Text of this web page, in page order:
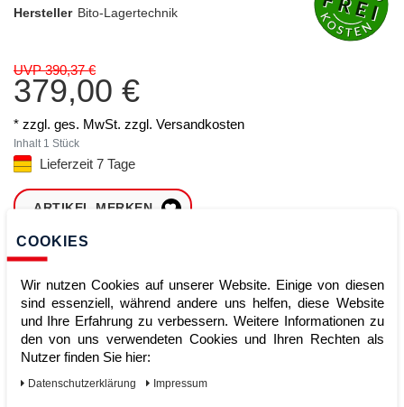
Hersteller Bito-Lagertechnik
UVP 390,37 €
379,00 €
* zzgl. ges. MwSt. zzgl. Versandkosten
Inhalt 1 Stück
Lieferzeit 7 Tage
ARTIKEL MERKEN
Sofort lieferbar
COOKIES
Wir nutzen Cookies auf unserer Website. Einige von diesen
sind essenziell, während andere uns helfen, diese Website
und Ihre Erfahrung zu verbessern. Weitere Informationen zu
den von uns verwendeten Cookies und Ihren Rechten als
Nutzer finden Sie hier:
Daten­schutz­erklärung Impressum